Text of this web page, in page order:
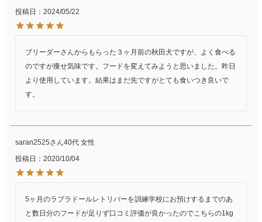
投稿日
2024/05/22
ブリーダーさんからもらった３ヶ月前の秋田犬ですが、よく食べる
のですが痩せ気味です。フードを変えてみようと思いました。昨日
より使用しています。結果はまだ先ですがとても食いつき良いで
す。
saran2525 40代 女性
投稿日
2020/10/04
5ヶ月のラブラドールレトリバーを訓練学校にお預けするまでのあ
と数日分のフードが足りず口コミ評価が良かったのでこちらの1kg